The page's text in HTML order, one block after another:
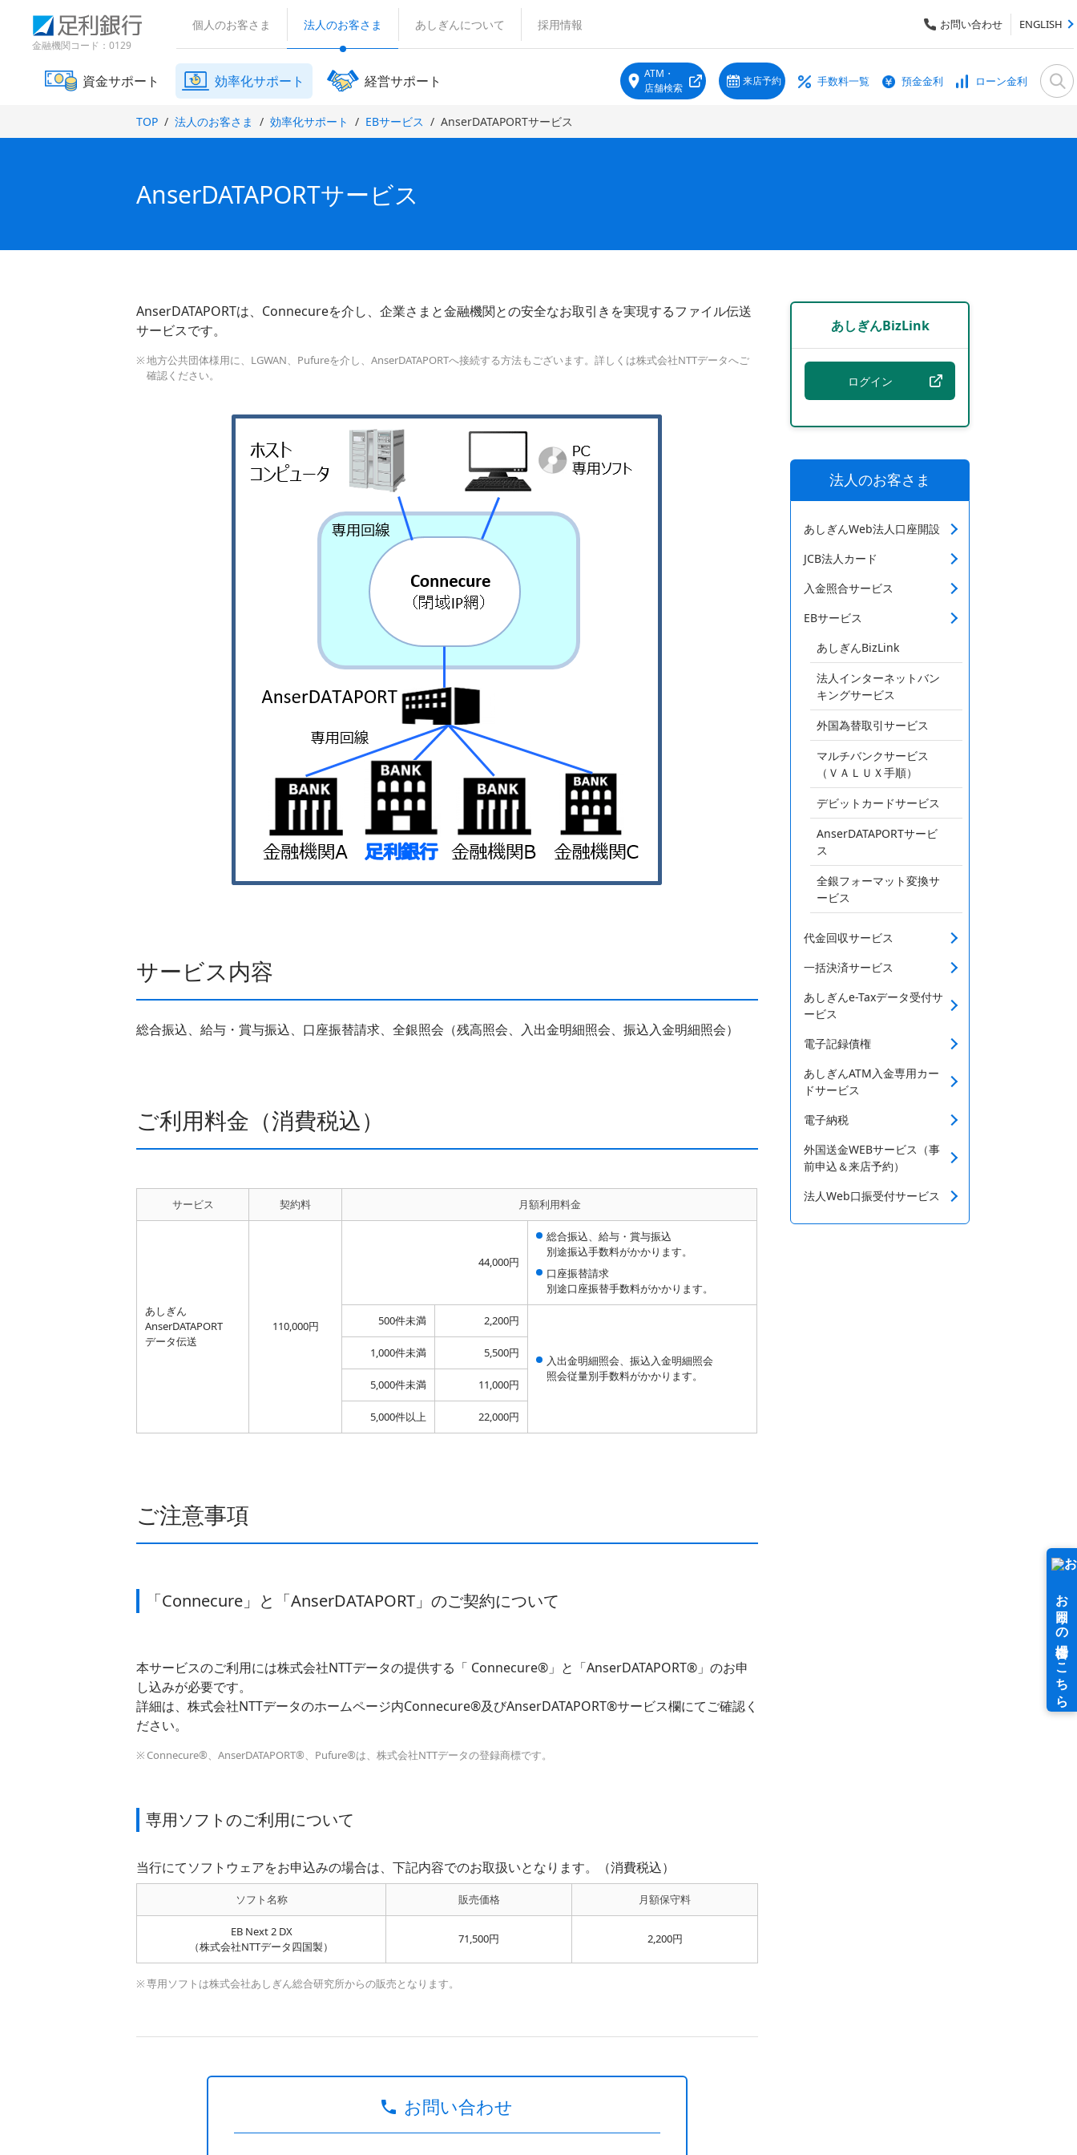
金融機関コード：0129
お問い合わせ ENGLISH
個人のお客さま 法人のお客さま あしぎんについて 採用情報
資金サポート 効率化サポート 経営サポート
ATM・
店舗検索
き
来店予約 手数料一覧 預金金利 ローン金利
TOP 法人のお客さま 効率化サポート EBサービス AnserDATAPORTサービス
AnserDATAPORTサービス
AnserDATAPORTは、Connecureを介し、企業さまと金融機関との安全なお取引きを実現するファイル伝送
サービスです。
地方公共団体様用に、LGWAN、Pufureを介し、AnserDATAPORTへ接続する方法もございます。詳しくは株式会社NTTデータへご
確認ください。
サービス内容
総合振込、給与・賞与振込、口座振替請求、全銀照会（残高照会、入出金明細照会、振込入金明細照会）
ご利用料金（消費税込）
サービス 契約料 月額利用料金
あしぎん
AnserDATAPORT
データ伝送
110,000円
44,000円
総合振込、給与・賞与振込
別途振込手数料がかかります。
口座振替請求
別途口座振替手数料がかかります。
500件未満 2,200円
入出金明細照会、振込入金明細照会
照会従量別手数料がかかります。
1,000件未満 5,500円
5,000件未満 11,000円
5,000件以上 22,000円
ご注意事項
「Connecure」と「AnserDATAPORT」のご契約について
本サービスのご利用には株式会社NTTデータの提供する「 Connecure®」と「AnserDATAPORT®」のお申
し込みが必要です。
詳細は、株式会社NTTデータのホームページ内Connecure®及びAnserDATAPORT®サービス欄にてご確認く
ださい。
Connecure®、AnserDATAPORT®、Pufure®は、株式会社NTTデータの登録商標です。
専用ソフトのご利用について
当行にてソフトウェアをお申込みの場合は、下記内容でのお取扱いとなります。（消費税込）
ソフト名称 販売価格 月額保守料
EB Next 2 DX
（株式会社NTTデータ四国製）
71,500円 2,200円
専用ソフトは株式会社あしぎん総合研究所からの販売となります。
お問い合わせ
あしぎんBizLink
ログイン
法人のお客さま
あしぎんWeb法人口座開設
JCB法人カード
入金照合サービス
EBサービス
あしぎんBizLink
法人インターネットバン
キングサービス
外国為替取引サービス
マルチバンクサービス
（ＶＡＬＵＸ手順）
デビットカードサービス
AnserDATAPORTサービ
ス
全銀フォーマット変換サ
ービス
代金回収サービス
一括決済サービス
あしぎんe-Taxデータ受付サ
ービス
電子記録債権
あしぎんATM入金専用カー
ドサービス
電子納税
外国送金WEBサービス（事
前申込＆来店予約）
法人Web口振受付サービス
開
開